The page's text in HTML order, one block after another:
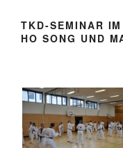
TKD-SEMINAR
HO SONG UND